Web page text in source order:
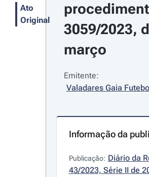
Ato
Original
3059/2023,
março
Emitente:
Valadares Gaia
Informação da
Publicação: Diário da
43/2023, Série II de